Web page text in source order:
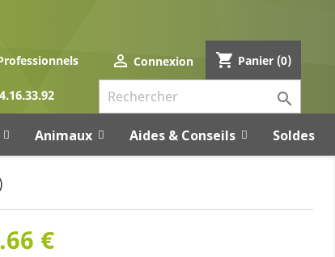
 Connexion shopping_cart Panier (0)

Animaux Aides & Conseils Soldes
€